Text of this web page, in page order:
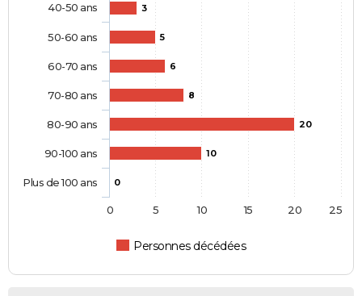
3
5
6
8
20
10
0
Personnes décédées
40-50 ans
50-60 ans
60-70 ans
70-80 ans
80-90 ans
90-100 ans
Plus de 100 ans
0 5 10 15 20 25